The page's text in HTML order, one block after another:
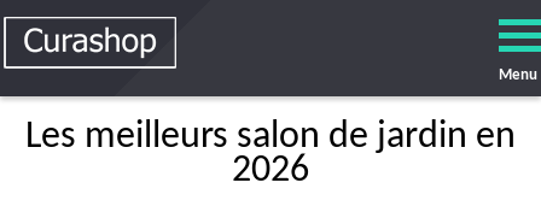
Menu
Les meilleurs salon de jardin en
2026